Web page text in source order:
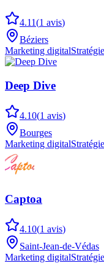
4.11(1 avis)
Béziers
Marketing digital
Deep Dive
4.10(1 avis)
Bourges
Marketing digital
Captoa
4.10(1 avis)
Saint-Jean-de-Védas
Marketing digital